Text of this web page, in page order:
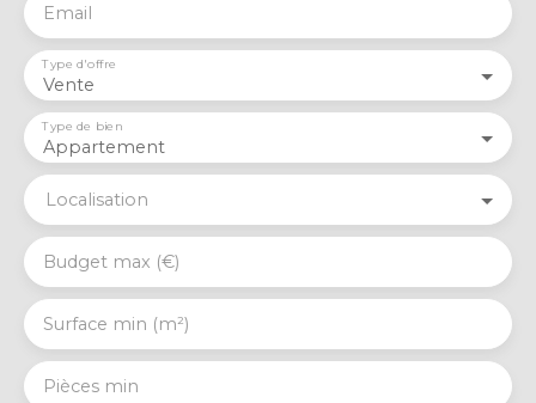
Email
Vente
Type d'offre
Appartement
Type de bien
Localisation
Budget max (€)
Surface min (m²)
Pièces min